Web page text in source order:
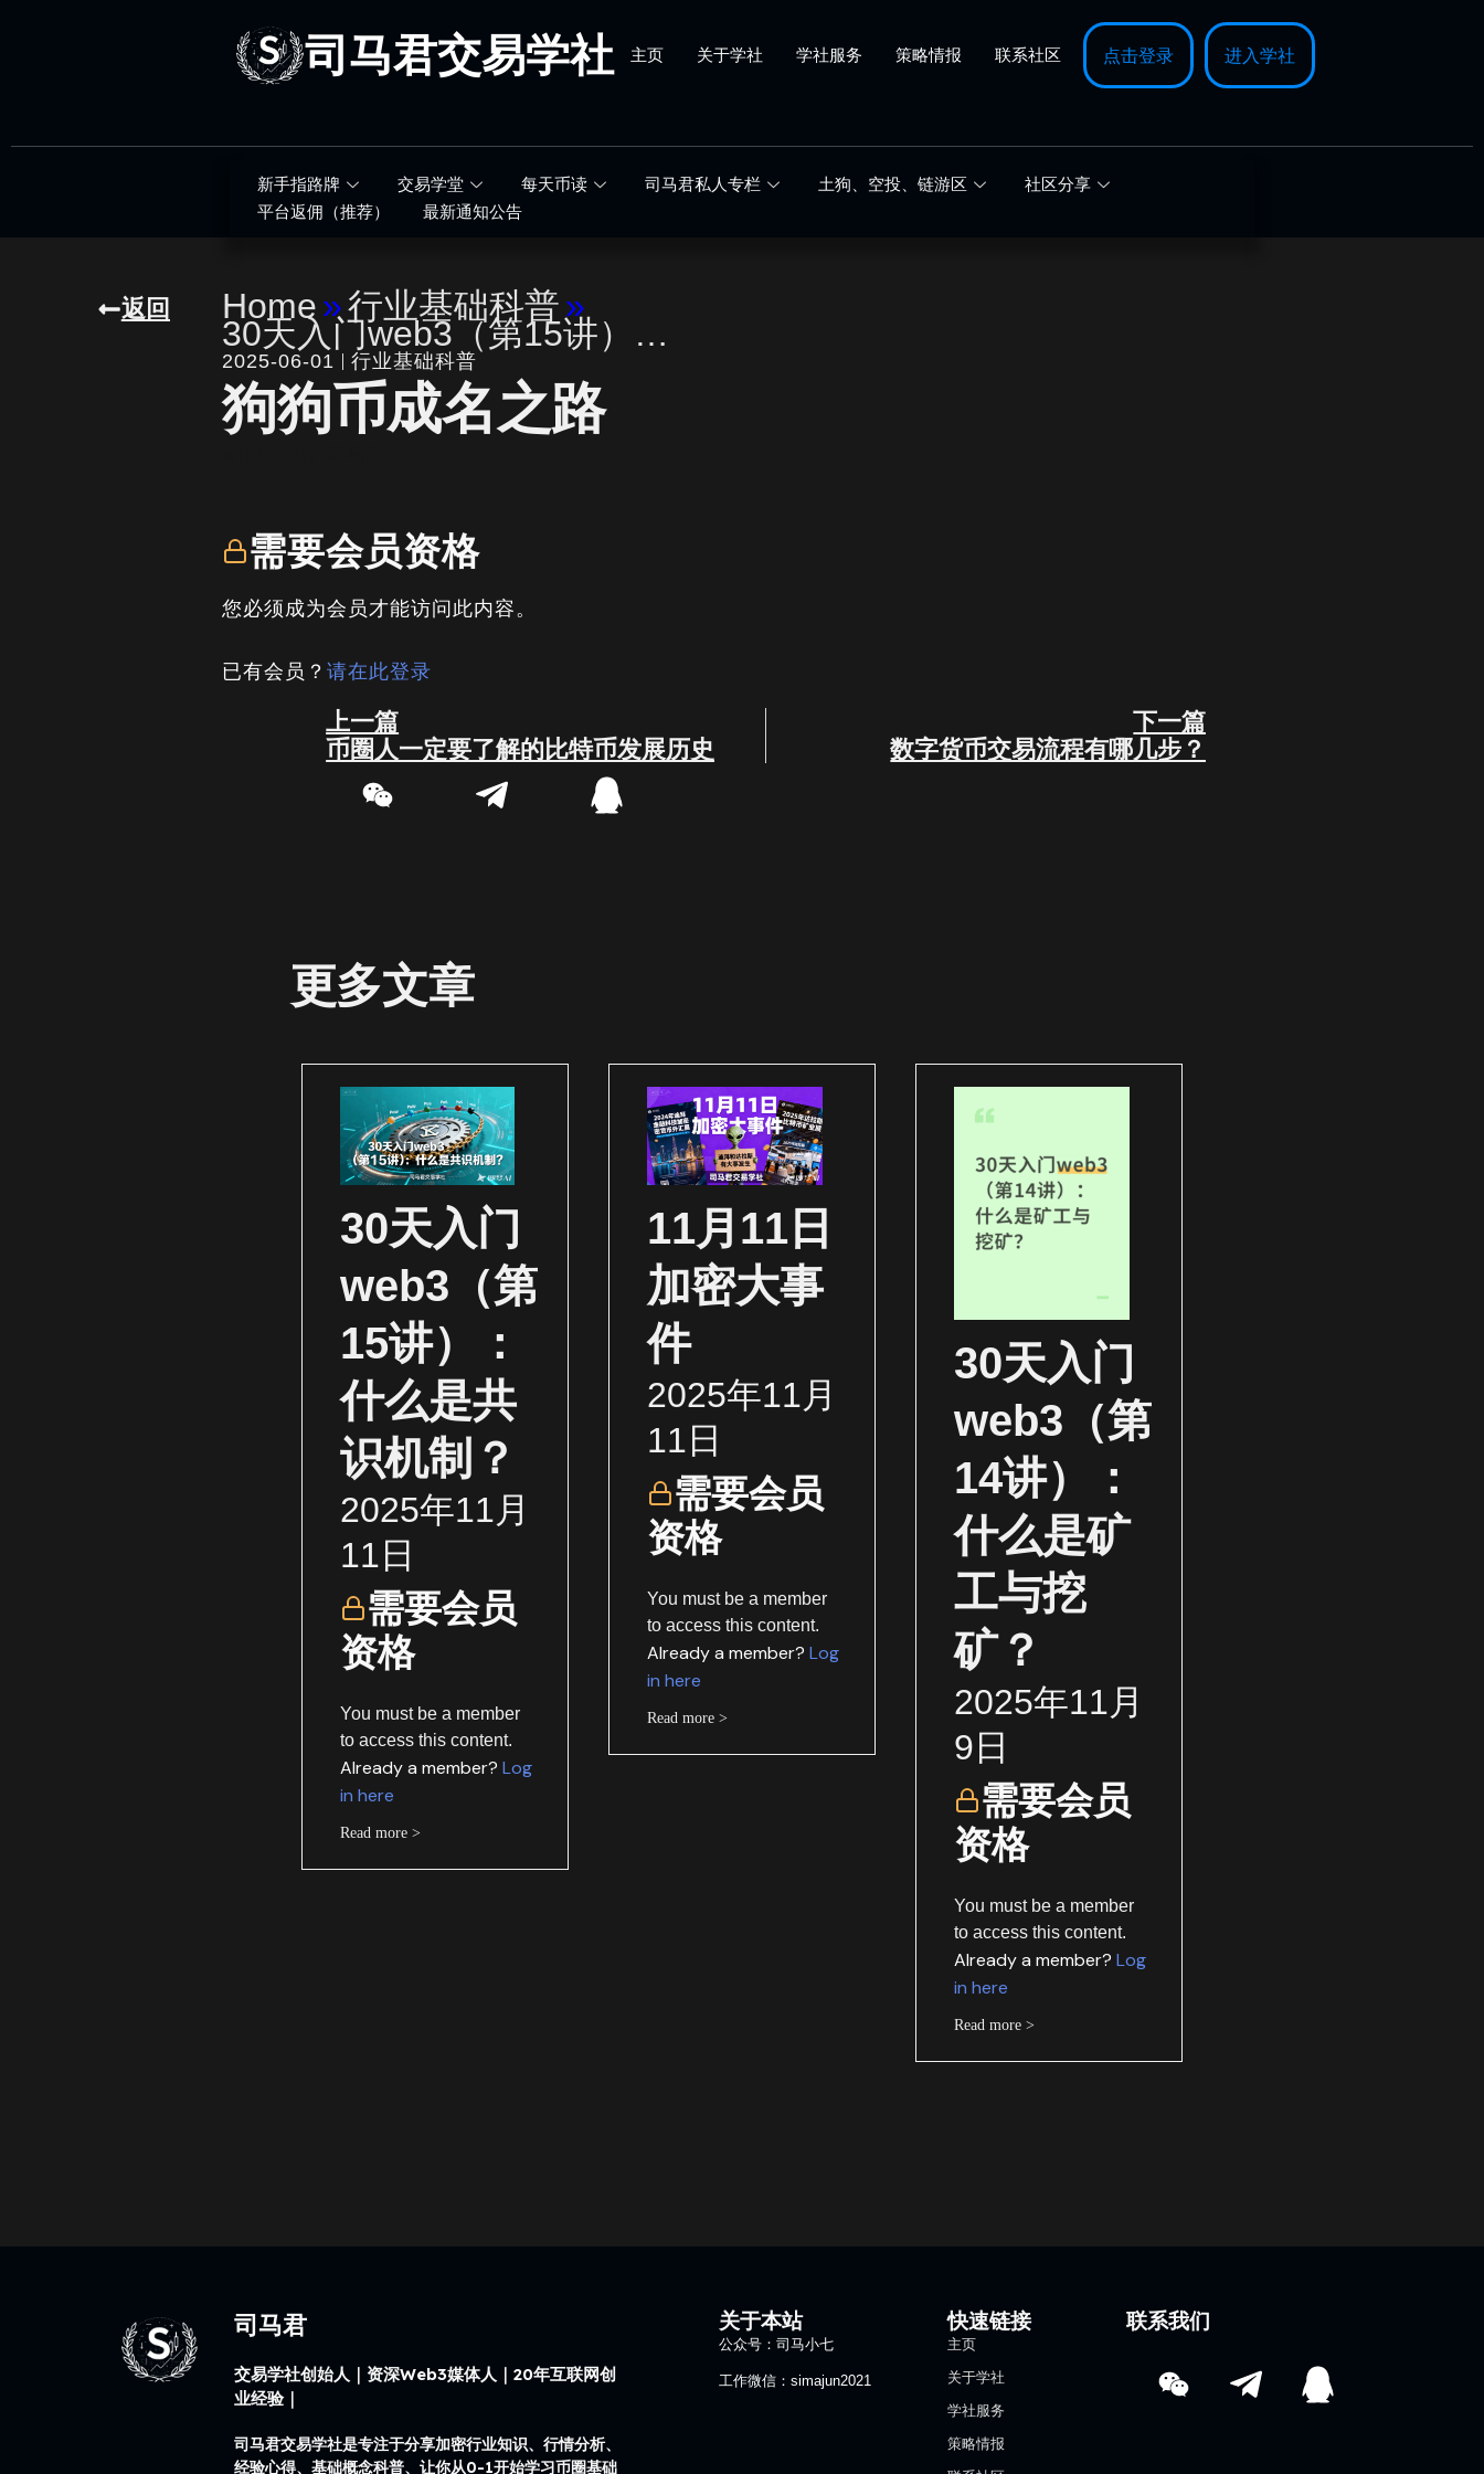
司马君交易学社 主页 关于学社 学社服务 策略情报 联系社区 点击登录 进入学社
新手指路牌 交易学堂 每天币读 司马君私人专栏 土狗、空投、链游区
社区分享
平台返佣（推荐）
最新通知公告
返回 Home»行业基础科普»
30天入门web3（第15讲）…
2025-06-01 行业基础科普
狗狗币成名之路
需要会员资格
您必须成为会员才能访问此内容。
已有会员？请在此登录
Prev
上一篇
币圈人一定要了解的比特币发展历史
下一篇
数字货币交易流程有哪几步？
更多文章
30天入门
web3（第
15讲）：
什么是共
识机制？
2025年11月
11日
需要会员
资格
You must be a member
to access this content.
Already a member? Log
in here
Read more >
11月11日
加密大事
件
2025年11月
11日
需要会员
资格
You must be a member
to access this content.
Already a member? Log
in here
Read more >
30天入门
web3（第
14讲）：
什么是矿
工与挖
矿？
2025年11月
9日
需要会员
资格
You must be a member
to access this content.
Already a member?Log
in here
Read more >
司马君
交易学社创始人｜资深Web3媒体人｜20年互联网创
业经验｜
司马君交易学社是专注于分享加密行业知识、行情分析、
经验心得、基础概念科普、让你从0-1开始学习币圈基础
关于本站
公众号：司马小七
工作微信：simajun2021
快速链接
主页
关于学社
学社服务
策略情报
联系我们